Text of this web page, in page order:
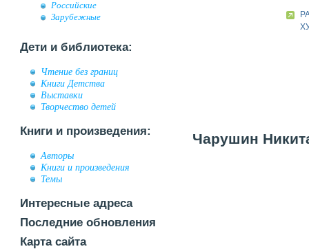
Российские
Зарубежные
Дети и библиотека:
Чтение без границ
Книги Детства
Выставки
Творчество детей
Книги и произведения:
Авторы
Книги и произведения
Темы
Интересные адреса
Последние обновления
Карта сайта
Чарушин